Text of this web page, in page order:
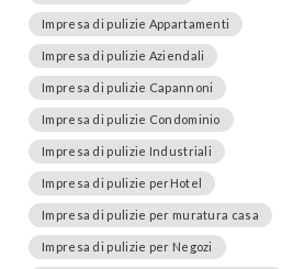
Impresa di pulizie Appartamenti
Impresa di pulizie Aziendali
Impresa di pulizie Capannoni
Impresa di pulizie Condominio
Impresa di pulizie Industriali
Impresa di pulizie perHotel
Impresa di pulizie per muratura casa
Impresa di pulizie per Negozi